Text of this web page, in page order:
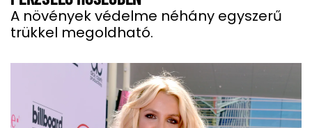
A növények védelme néhány egyszerű
trükkel megoldható.